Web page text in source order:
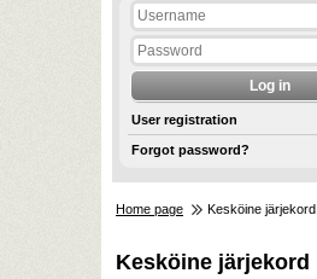
User registration
Forgot password?
Home page Kesköine järjekord
Kesköine järjekord